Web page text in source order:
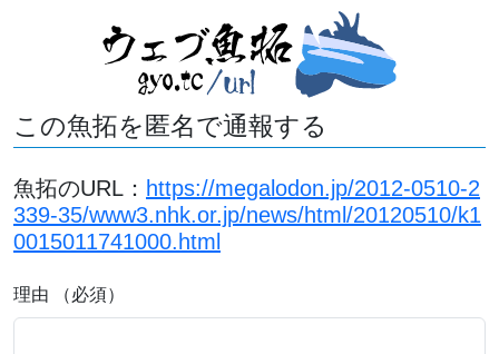
この魚拓を匿名で通報する
魚拓のURL： https://megalodon.jp/2012-0510-2
339-35/www3.nhk.or.jp/news/html/20120510/k1
0015011741000.html
理由 （必須）